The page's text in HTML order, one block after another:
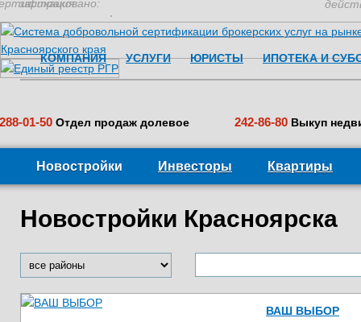
застраховано:
КОМПАНИЯ УСЛУГИ ЮРИСТЫ ИПОТЕКА И
288-01-50 Отдел продаж долевое 242-86-80 Выкуп
Новостройки Инвесторы Квартиры
Новостройки Красноярска
ВАШ ВЫБОР